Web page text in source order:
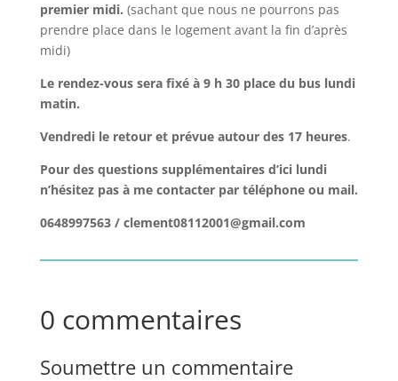
premier midi. (sachant que nous ne pourrons pas
prendre place dans le logement avant la fin d’après
midi)
Le rendez-vous sera fixé à 9 h 30 place du bus lundi
matin.
Vendredi le retour et prévue autour des 17 heures.
Pour des questions supplémentaires d’ici lundi
n’hésitez pas à me contacter par téléphone ou mail.
0648997563 / clement08112001@gmail.com
0 commentaires
Soumettre un commentaire